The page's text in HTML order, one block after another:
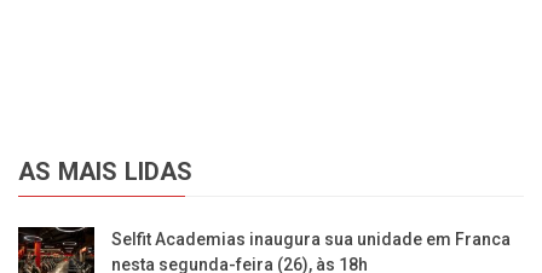
AS MAIS LIDAS
Selfit Academias inaugura sua unidade em Franca
nesta segunda-feira (26), às 18h